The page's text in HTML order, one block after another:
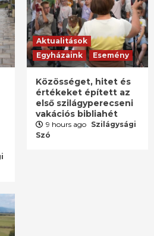
Aktualitások
Egyházaink
Esemény
Közösséget, hitet és
értékeket épített az
első szilágyperecseni
vakációs bibliahét
9 hours ago Szilágysági
Szó